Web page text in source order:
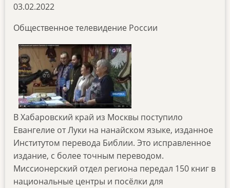
03.02.2022
Общественное телевидение России
В Хабаровский край из Москвы поступило
Евангелие от Луки на нанайском языке, изданное
Институтом перевода Библии. Это исправленное
издание, с более точным переводом.
Миссионерский отдел региона передал 150 книг в
национальные центры и посёлки для